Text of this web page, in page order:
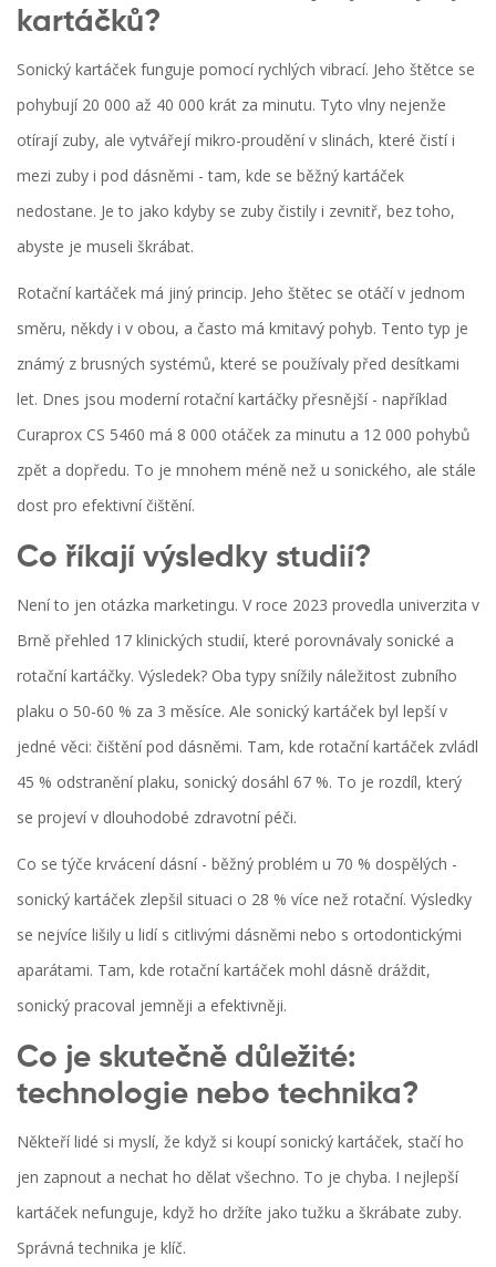
kartáčků?
Sonický kartáček funguje pomocí rychlých vibrací. Jeho štětce se
pohybují 20 000 až 40 000 krát za minutu. Tyto vlny nejenže
otírají zuby, ale vytvářejí mikro-proudění v slinách, které čistí i
mezi zuby i pod dásněmi - tam, kde se běžný kartáček
nedostane. Je to jako kdyby se zuby čistily i zevnitř, bez toho,
abyste je museli škrábat.
Rotační kartáček má jiný princip. Jeho štětec se otáčí v jednom
směru, někdy i v obou, a často má kmitavý pohyb. Tento typ je
známý z brusných systémů, které se používaly před desítkami
let. Dnes jsou moderní rotační kartáčky přesnější - například
Curaprox CS 5460 má 8 000 otáček za minutu a 12 000 pohybů
zpět a dopředu. To je mnohem méně než u sonického, ale stále
dost pro efektivní čištění.
Co říkají výsledky studií?
Není to jen otázka marketingu. V roce 2023 provedla univerzita v
Brně přehled 17 klinických studií, které porovnávaly sonické a
rotační kartáčky. Výsledek? Oba typy snížily náležitost zubního
plaku o 50-60 % za 3 měsíce. Ale sonický kartáček byl lepší v
jedné věci: čištění pod dásněmi. Tam, kde rotační kartáček zvládl
45 % odstranění plaku, sonický dosáhl 67 %. To je rozdíl, který
se projeví v dlouhodobé zdravotní péči.
Co se týče krvácení dásní - běžný problém u 70 % dospělých -
sonický kartáček zlepšil situaci o 28 % více než rotační. Výsledky
se nejvíce lišily u lidí s citlivými dásněmi nebo s ortodontickými
aparátami. Tam, kde rotační kartáček mohl dásně dráždit,
sonický pracoval jemněji a efektivněji.
Co je skutečně důležité:
technologie nebo technika?
Někteří lidé si myslí, že když si koupí sonický kartáček, stačí ho
jen zapnout a nechat ho dělat všechno. To je chyba. I nejlepší
kartáček nefunguje, když ho držíte jako tužku a škrábate zuby.
Správná technika je klíč.